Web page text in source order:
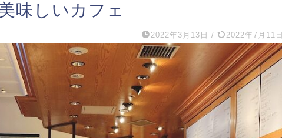
味しいカフェ
2022年3月13日 / 2022年7月11日